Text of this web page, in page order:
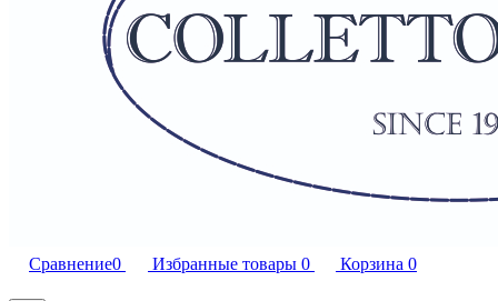
Сравнение0 Избранные товары 0 Корзина 0